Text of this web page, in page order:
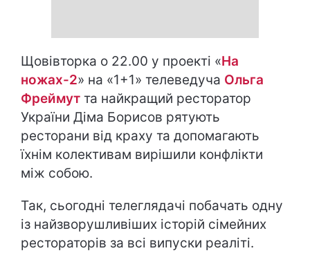
Щовівторка о 22.00 у проекті «На
ножах-2» на «1+1» телеведуча Ольга
Фреймут та найкращий ресторатор
України Діма Борисов рятують
ресторани від краху та допомагають
їхнім колективам вирішили конфлікти
між собою.
Так, сьогодні телеглядачі побачать одну
із найзворушливіших історій сімейних
рестораторів за всі випуски реаліті.